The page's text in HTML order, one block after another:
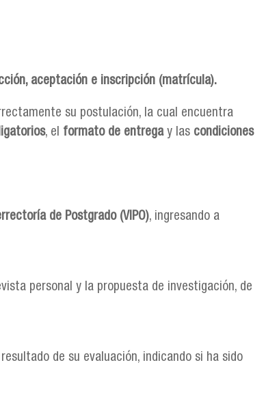
aceptación e inscripción (matrícula).
su postulación, la cual encuentra
, el formato de entregay las condiciones
de Postgrado (VIPO), ingresando a
personal y la propuesta de investigación, de
de su evaluación, indicando si ha sido